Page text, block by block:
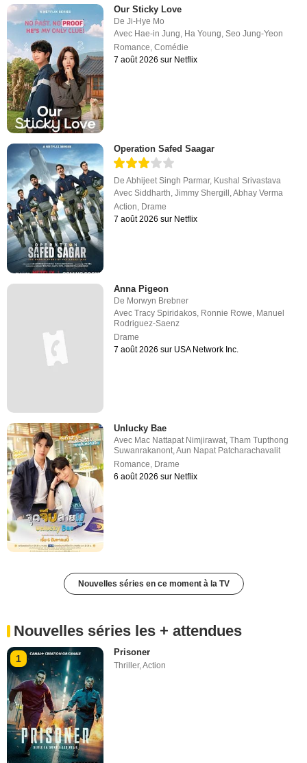
Our Sticky Love
DeJi-Hye Mo
Avec Hae-in Jung, Ha Young,Seo Jung-Yeon
Romance,Comédie
7 août 2026 sur Netflix
Operation Safed Saagar
DeAbhijeet Singh Parmar, Kushal Srivastava
AvecSiddharth,Jimmy Shergill ,Abhay Verma
Action, Drame
7 août 2026 sur Netflix
Anna Pigeon
De Morwyn Brebner
AvecTracy Spiridakos Ronnie Rowe Manuel
Rodriguez-Saenz
Drame
7 août 2026 sur USA Network Inc.
Unlucky Bae
Avec Mac Nattapat Nimjirawat,Tham Tupthong
Suwanrakanont,Aun Napat Patcharachavalit
Romance, Drame
6 août 2026 sur Netflix
Nouvelles séries en ce moment à la TV
Nouvelles séries les + attendues
1
Prisoner
Thriller,Action